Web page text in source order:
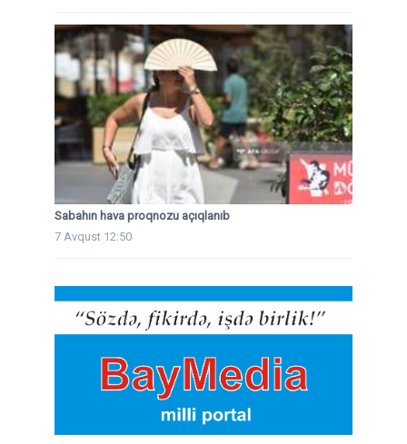
Sabahın hava proqnozu açıqlanıb
7 Avqust 12:50